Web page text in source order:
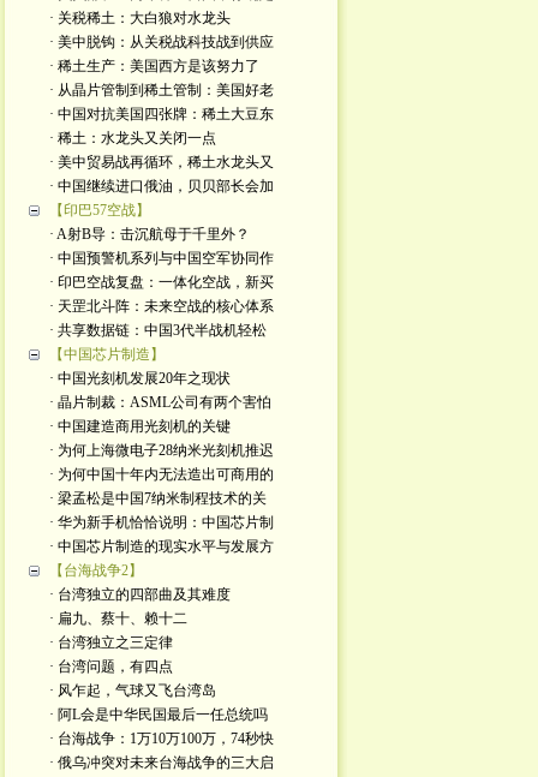
· 关税稀土：大白狼对水龙头
· 美中脱钩：从关税战科技战到供应
· 稀土生产：美国西方是该努力了
· 从晶片管制到稀土管制：美国好老
· 中国对抗美国四张牌：稀土大豆东
· 稀土：水龙头又关闭一点
· 美中贸易战再循环，稀土水龙头又
· 中国继续进口俄油，贝贝部长会加
【印巴57空战】
· A射B导：击沉航母于千里外？
· 中国预警机系列与中国空军协同作
· 印巴空战复盘：一体化空战，新买
· 天罡北斗阵：未来空战的核心体系
· 共享数据链：中国3代半战机轻松
【中国芯片制造】
· 中国光刻机发展20年之现状
· 晶片制裁：ASML公司有两个害怕
· 中国建造商用光刻机的关键
· 为何上海微电子28纳米光刻机推迟
· 为何中国十年内无法造出可商用的
· 梁孟松是中国7纳米制程技术的关
· 华为新手机恰恰说明：中国芯片制
· 中国芯片制造的现实水平与发展方
【台海战争2】
· 台湾独立的四部曲及其难度
· 扁九、蔡十、赖十二
· 台湾独立之三定律
· 台湾问题，有四点
· 风乍起，气球又飞台湾岛
· 阿L会是中华民国最后一任总统吗
· 台海战争：1万10万100万，74秒快
· 俄乌冲突对未来台海战争的三大启